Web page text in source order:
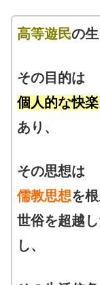
高等遊民の
その目的は
個人的な快
あり、
その思想は
儒教思想を
世俗を超越
し、